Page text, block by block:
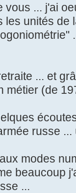
vous ... j'ai
unités de
... et
métier (de
russe
modes
beaucoup
...